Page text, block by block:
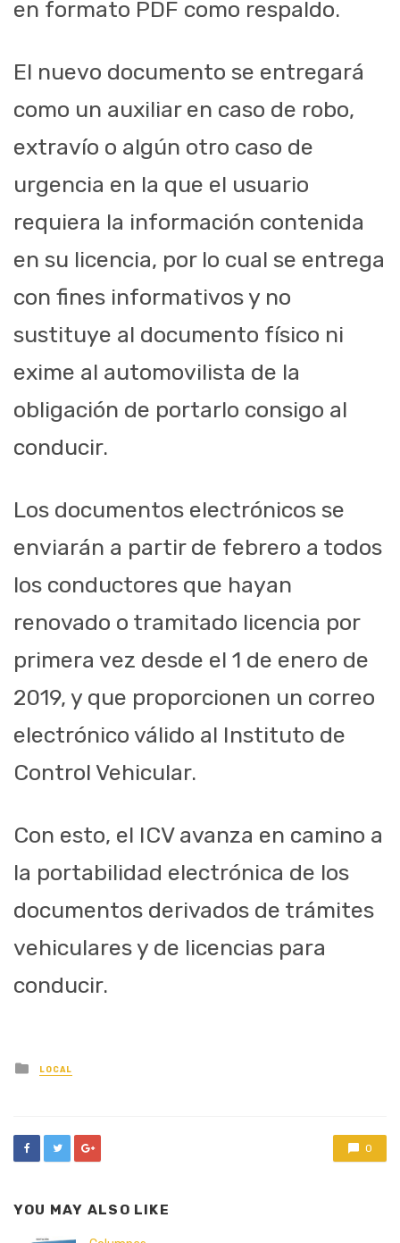
en formato PDF como respaldo.
El nuevo documento se entregará
como un auxiliar en caso de robo,
extravío o algún otro caso de
urgencia en la que el usuario
requiera la información contenida
en su licencia, por lo cual se entrega
con fines informativos y no
sustituye al documento físico ni
exime al automovilista de la
obligación de portarlo consigo al
conducir.
Los documentos electrónicos se
enviarán a partir de febrero a todos
los conductores que hayan
renovado o tramitado licencia por
primera vez desde el 1 de enero de
2019, y que proporcionen un correo
electrónico válido al Instituto de
Control Vehicular.
Con esto, el ICV avanza en camino a
la portabilidad electrónica de los
documentos derivados de trámites
vehiculares y de licencias para
conducir.
Posted
in
LOCAL
0
YOU MAY ALSO LIKE